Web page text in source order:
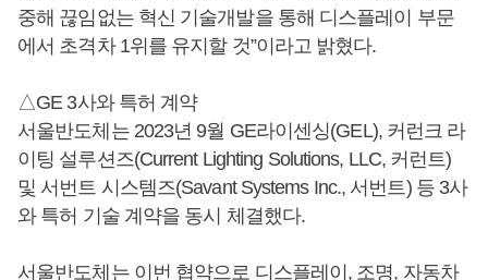
중해 끊임없는 혁신 기술개발을 통해 디스플레이 부문
에서 초격차 1위를 유지할 것”이라고 밝혔다.
△GE 3사와 특허 계약
서울반도체는 2023년 9월 GE라이센싱(GEL), 커런크 라
이팅 설루션즈(Current Lighting Solutions, LLC, 커런트)
및 서번트 시스템즈(Savant Systems Inc., 서번트) 등 3사
와 특허 기술 계약을 동시 체결했다.
서울반도체는 이번 협약으로 디스플레이, 조명, 자동차